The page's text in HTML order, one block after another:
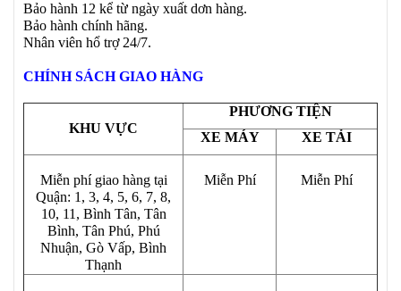
Bảo hành 12 kể từ ngày xuất dơn hàng.
Bảo hành chính hãng.
Nhân viên hổ trợ 24/7.
CHÍNH SÁCH GIAO HÀNG
KHU VỰC
PHƯƠNG TIỆN
XE MÁY
XE TẢI
Miễn phí giao hàng tại
Quận: 1, 3, 4, 5, 6, 7, 8,
10, 11, Bình Tân, Tân
Bình, Tân Phú, Phú
Nhuận, Gò Vấp, Bình
Thạnh
Miễn Phí Miễn Phí